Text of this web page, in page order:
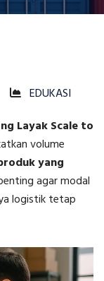
EDUKASI
Layak Scale to
volume
yang
agar modal
logistik tetap